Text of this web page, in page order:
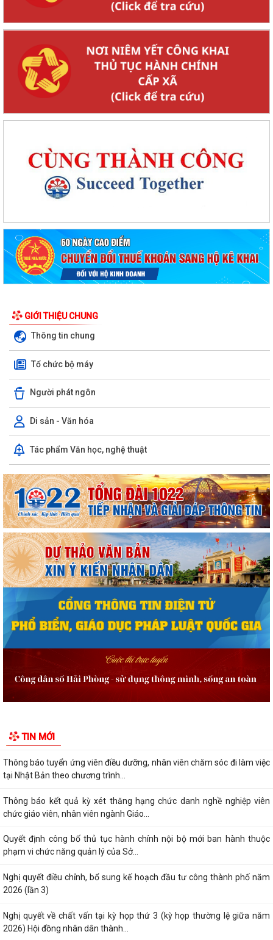
GIỚI THIỆU CHUNG
Thông tin chung
Tổ chức bộ máy
Người phát ngôn
Di sản - Văn hóa
Tác phẩm Văn học, nghệ thuật
TIN MỚI
Quyết định công bố danh mục thủ tục hành chính được sửa đổi, bổ
sung, bị bãi bỏ thuộc phạm vi chức...
Quyết định công bố Người phát ngôn và cung cấp thông tin cho báo chí
của Ủy ban nhân dân xã Vĩnh Bảo
Kế hoạch triển khai thực hiện Chương trình Sức khỏe học đườnggia i
đoạn 2026-2035 trên địa bàn xã...
Quyết định tặng Giấy khen cho 07 cá nhân đã có thành tích xuất sắc
trong quá trình xây dựng và phát...
Bản đợt II năm 2026
Thông báo tuyển ứng viên điều dưỡng, nhân viên chăm sóc đi làm việc
tại Nhật Bản theo chương trình...
Thông báo kết quả kỳ xét thăng hạng chức danh nghề nghiệp viên
chức giáo viên, nhân viên ngành Giáo...
Quyết định công bố thủ tục hành chính nội bộ mới ban hành thuộc
phạm vi chức năng quản lý của Sở...
Nghị quyết điều chỉnh, bổ sung kế hoạch đầu tư công thành phố năm
2026 (lần 3)
Nghị quyết về chất vấn tại kỳ họp thứ 3 (kỳ họp thường lệ giữa năm
2026) Hội đồng nhân dân thành...